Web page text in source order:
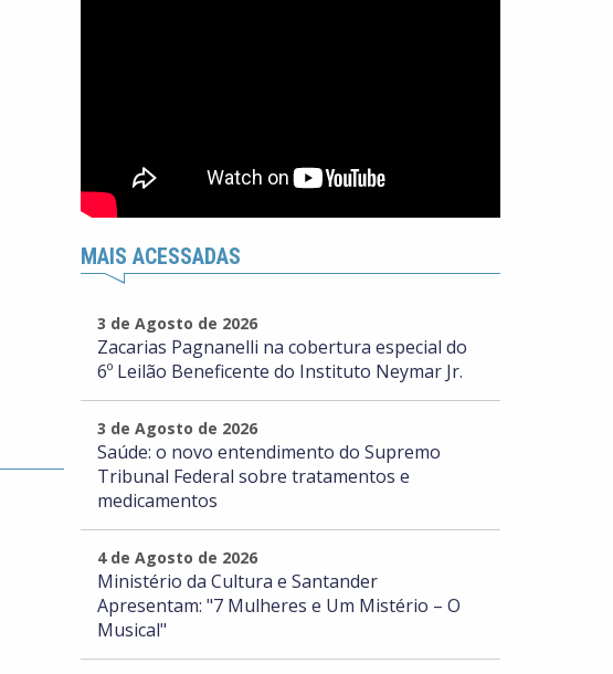
MAIS ACESSADAS
3 de Agosto de 2026
Zacarias Pagnanelli na cobertura especial do
6º Leilão Beneficente do Instituto Neymar Jr.
3 de Agosto de 2026
Saúde: o novo entendimento do Supremo
Tribunal Federal sobre tratamentos e
medicamentos
4 de Agosto de 2026
Ministério da Cultura e Santander
Apresentam: "7 Mulheres e Um Mistério – O
Musical"